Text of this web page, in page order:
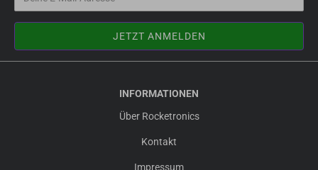
INFORMATIONEN
Über Rocketronics
Kontakt
Impressum